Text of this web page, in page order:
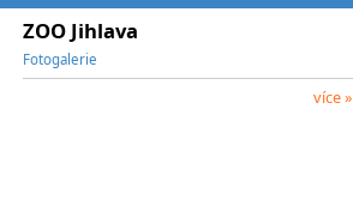
ZOO Jihlava
Fotogalerie
více »